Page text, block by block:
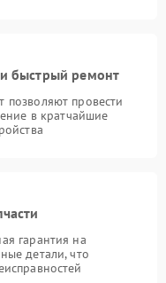
и быстрый ремонт
провести
в кратчайшие
гарантия на
детали, что